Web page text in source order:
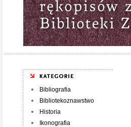
Bibliografia
Bibliotekoznawstwo
Historia
Ikonografia